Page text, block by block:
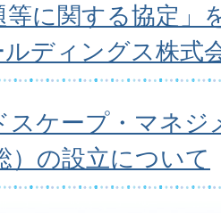
等に関する協定」
ルディングス株式
スケープ・マネジ
）の設立について